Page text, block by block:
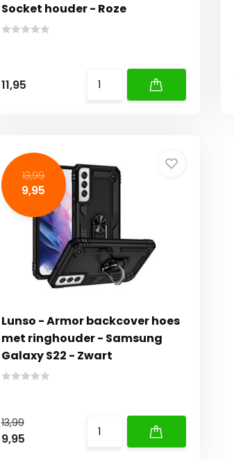
Socket houder - Roze
11,95
13,99
9,95
Lunso - Armor backcover hoes
met ringhouder - Samsung
Galaxy S22 - Zwart
13,99
9,95